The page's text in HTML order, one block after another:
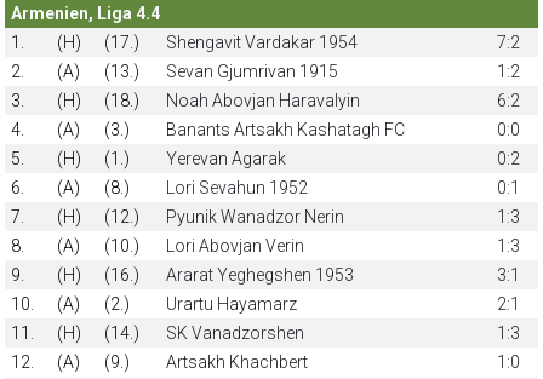
Armenien, Liga 4.4
1.
(H) (17.) Shengavit Vardakar 1954
7:2
2.
(A) (13.) Sevan Gjumrivan 1915
1:2
3.
(H) (18.) Noah Abovjan Haravalyin
6:2
4.
(A) (3.) Banants Artsakh Kashatagh FC
0:0
5.
(H) (1.) Yerevan Agarak
0:2
6.
(A) (8.) Lori Sevahun 1952
0:1
7.
(H) (12.) Pyunik Wanadzor Nerin
1:3
8.
(A) (10.) Lori Abovjan Verin
1:3
9.
(H) (16.) Ararat Yeghegshen 1953
3:1
10.
(A) (2.) Urartu Hayamarz
2:1
11.
(H) (14.) SK Vanadzorshen
1:3
12.
(A) (9.) Artsakh Khachbert
1:0